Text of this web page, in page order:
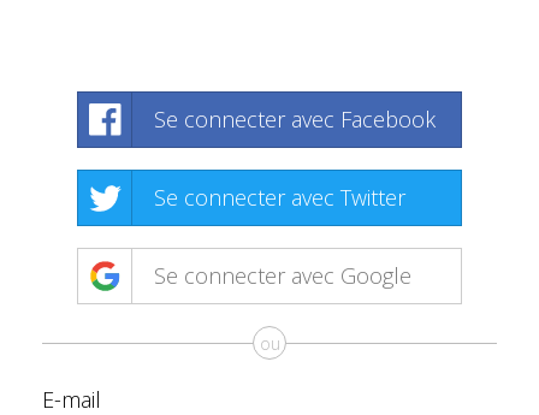
Se connecter avec Facebook
Se connecter avec Twitter
Se connecter avec Google
ou
E-mail